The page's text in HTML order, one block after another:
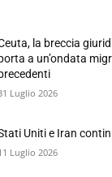
la breccia
a un’ondata
Luglio 2026
Uniti e Iran
Luglio 2026